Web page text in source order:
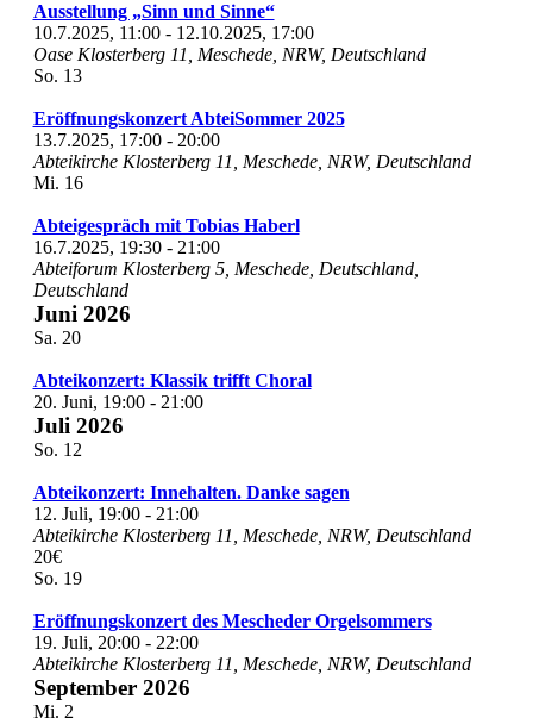
Ausstellung „Sinn und Sinne“
10.7.2025, 11:00- 12.10.2025, 17:00
Oase Klosterberg 11, Meschede, NRW, Deutschland
So. 13
Eröffnungskonzert AbteiSommer 2025
13.7.2025, 17:00- 20:00
Abteikirche Klosterberg 11, Meschede, NRW, Deutschland
Mi. 16
Abteigespräch mit Tobias Haberl
16.7.2025, 19:30- 21:00
Abteiforum Klosterberg 5, Meschede, Deutschland,
Deutschland
Juni 2026
Sa. 20
Abteikonzert: Klassik trifft Choral
20. Juni, 19:00- 21:00
Juli 2026
So. 12
Abteikonzert: Innehalten. Danke sagen
12. Juli, 19:00- 21:00
Abteikirche Klosterberg 11, Meschede, NRW, Deutschland
20€
So. 19
Eröffnungskonzert des Mescheder Orgelsommers
19. Juli, 20:00- 22:00
Abteikirche Klosterberg 11, Meschede, NRW, Deutschland
September 2026
Mi. 2